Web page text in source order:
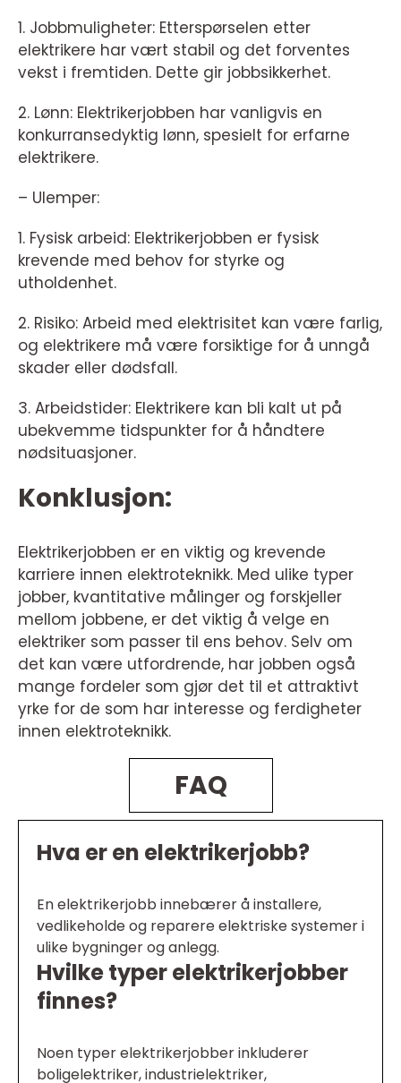
1. Jobbmuligheter: Etterspørselen etter
elektrikere har vært stabil og det forventes
vekst i fremtiden. Dette gir jobbsikkerhet.
2. Lønn: Elektrikerjobben har vanligvis en
konkurransedyktig lønn, spesielt for erfarne
elektrikere.
– Ulemper:
1. Fysisk arbeid: Elektrikerjobben er fysisk
krevende med behov for styrke og
utholdenhet.
2. Risiko: Arbeid med elektrisitet kan være farlig,
og elektrikere må være forsiktige for å unngå
skader eller dødsfall.
3. Arbeidstider: Elektrikere kan bli kalt ut på
ubekvemme tidspunkter for å håndtere
nødsituasjoner.
Konklusjon:
Elektrikerjobben er en viktig og krevende
karriere innen elektroteknikk. Med ulike typer
jobber, kvantitative målinger og forskjeller
mellom jobbene, er det viktig å velge en
elektriker som passer til ens behov. Selv om
det kan være utfordrende, har jobben også
mange fordeler som gjør det til et attraktivt
yrke for de som har interesse og ferdigheter
innen elektroteknikk.
FAQ
Hva er en elektrikerjobb?
En elektrikerjobb innebærer å installere,
vedlikeholde og reparere elektriske systemer i
ulike bygninger og anlegg.
Hvilke typer elektrikerjobber
finnes?
Noen typer elektrikerjobber inkluderer
boligelektriker, industrielektriker,